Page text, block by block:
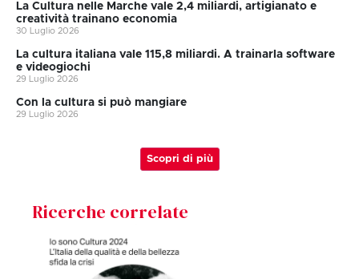
La Cultura nelle Marche vale 2,4 miliardi, artigianato e
creatività trainano economia
30 Luglio 2026
La cultura italiana vale 115,8 miliardi. A trainarla software
e videogiochi
29 Luglio 2026
Con la cultura si può mangiare
29 Luglio 2026
Scopri di più
Ricerche correlate